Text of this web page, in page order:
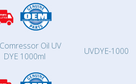
Oil UV
DYE 1000ml
UVDYE-1000